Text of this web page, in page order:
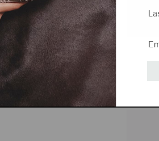
Duo With Rope Handle
Regular
price
$700